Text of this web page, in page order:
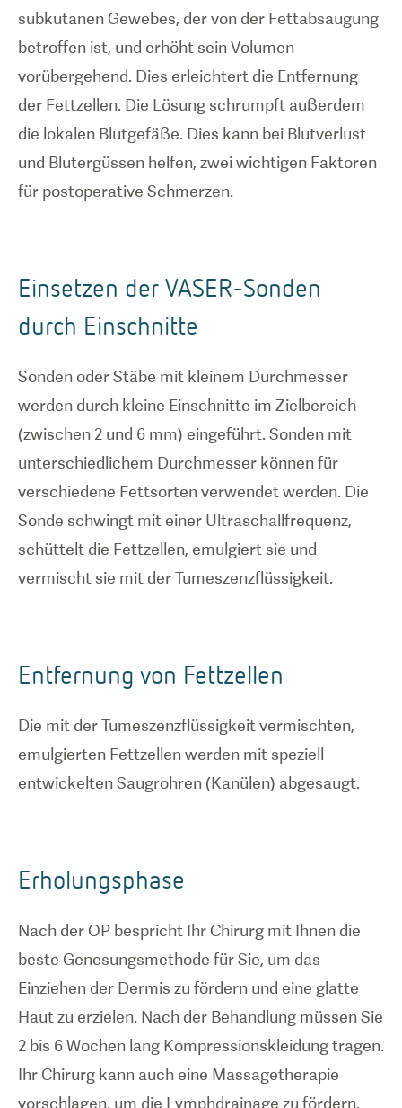
subkutanen Gewebes, der von der Fettabsaugung
betroffen ist, und erhöht sein Volumen
vorübergehend. Dies erleichtert die Entfernung
der Fettzellen. Die Lösung schrumpft außerdem
die lokalen Blutgefäße. Dies kann bei Blutverlust
und Blutergüssen helfen, zwei wichtigen Faktoren
für postoperative Schmerzen.
Einsetzen der VASER-Sonden
durch Einschnitte
Sonden oder Stäbe mit kleinem Durchmesser
werden durch kleine Einschnitte im Zielbereich
(zwischen 2 und 6 mm) eingeführt. Sonden mit
unterschiedlichem Durchmesser können für
verschiedene Fettsorten verwendet werden. Die
Sonde schwingt mit einer Ultraschallfrequenz,
schüttelt die Fettzellen, emulgiert sie und
vermischt sie mit der Tumeszenzflüssigkeit.
Entfernung von Fettzellen
Die mit der Tumeszenzflüssigkeit vermischten,
emulgierten Fettzellen werden mit speziell
entwickelten Saugrohren (Kanülen) abgesaugt.
Erholungsphase
Nach der OP bespricht Ihr Chirurg mit Ihnen die
beste Genesungsmethode für Sie, um das
Einziehen der Dermis zu fördern und eine glatte
Haut zu erzielen. Nach der Behandlung müssen Sie
2 bis 6 Wochen lang Kompressionskleidung tragen.
Ihr Chirurg kann auch eine Massagetherapie
vorschlagen, um die Lymphdrainage zu fördern,